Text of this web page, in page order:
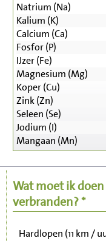
Natrium (Na)
Kalium (K)
Calcium (Ca)
Fosfor (P)
IJzer (Fe)
Magnesium (Mg)
Koper (Cu)
Zink (Zn)
Seleen (Se)
Jodium (I)
Mangaan (Mn)
Wat moet ik
verbranden? *
Zitten, tv kijken
Wandelen (5 km/uur)
Hardlopen (11 km /